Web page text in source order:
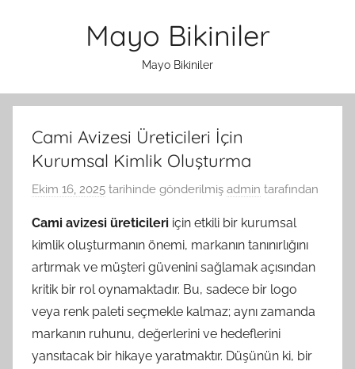
Mayo Bikiniler
Mayo Bikiniler
Cami Avizesi Üreticileri İçin
Kurumsal Kimlik Oluşturma
Ekim 16, 2025 tarihinde gönderilmiş admin tarafından
Cami avizesi üreticileri için etkili bir kurumsal
kimlik oluşturmanın önemi, markanın tanınırlığını
artırmak ve müşteri güvenini sağlamak açısından
kritik bir rol oynamaktadır. Bu, sadece bir logo
veya renk paleti seçmekle kalmaz; aynı zamanda
markanın ruhunu, değerlerini ve hedeflerini
yansıtacak bir hikaye yaratmaktır. Düşünün ki, bir